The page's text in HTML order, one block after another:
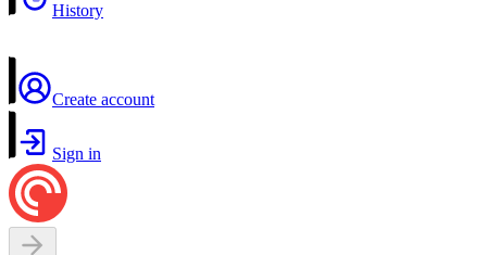
History
Create account
Sign in